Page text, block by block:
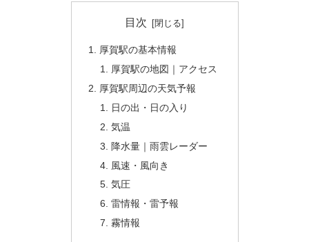
目次
厚賀駅の基本情報
厚賀駅の地図｜アクセス
厚賀駅周辺の天気予報
日の出・日の入り
気温
降水量｜雨雲レーダー
風速・風向き
気圧
雷情報・雷予報
霧情報